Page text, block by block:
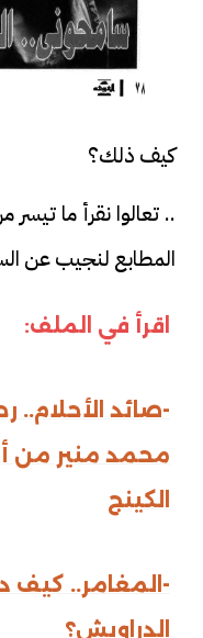
كيف ذلك؟
.. تعالوا نقرأ ما تيسر
المطابع لنجيب عن
اقرأ في الملف:
-صائد
محمد منير من
الكينج
-المغامر.. كيف
الدراويش؟